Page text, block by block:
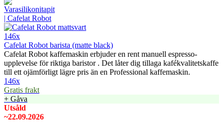
146x
Cafelat Robot barista (matte black)
Cafelat Robot kaffemaskin erbjuder en rent manuell espresso-
upplevelse för riktiga baristor . Det låter dig tillaga kafékvalitetskaffe
till ett ojämförligt lägre pris än en Professional kaffemaskin.
146x
Gratis frakt
+ Gåva
Utsåld
~22.09.2026